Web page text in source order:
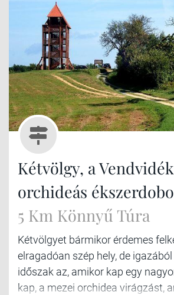
Kétvölgy, a Vendvidék
orchideás
5 Km Könnyű Túra
Kétvölgyet bármikor érdemes
elragadóan szép hely, de
időszak az, amikor kap egy
kap, a mezei orchidea virágzást,